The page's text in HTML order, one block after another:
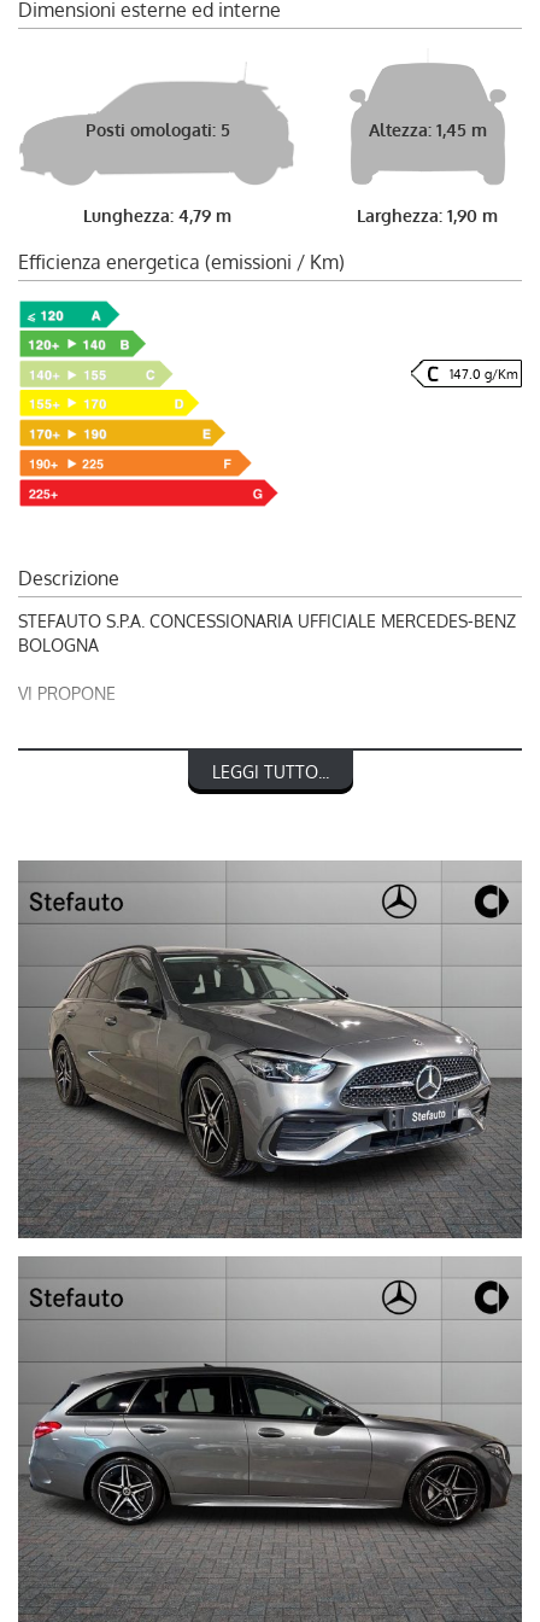
Dimensioni esterne ed interne
Posti omologati: 5
Lunghezza: 4,79 m
Altezza: 1,45 m
Larghezza: 1,90 m
Efficienza energetica (emissioni / Km)
147.0 g/Km
Descrizione
STEFAUTO S.P.A. CONCESSIONARIA UFFICIALE MERCEDES-BENZ
BOLOGNA
VI PROPONE
MERCEDES-BENZ C 200 Mild hybrid S.W. AMG Line Advanced
L'OFFERTA INCLUDE:
- Active Distance Assist DISTRONIC
- Grigio selenite
- Pacchetto Night
- Protezione vettura URBAN GUARD Plus
OFFERTA VALIDA FINO A FINE MESE
Promozione comprensiva dell’attivazione dei servizi.
_ Furto/Incendio
_ Kasko
_ Protezione Grandine
nel prezzo è escluso il passaggio di proprietà
Per conoscerci meglio visita il nostro sito www.stefauto.it e per
ricevere tutte le nostre offerte e rimanere sempre aggiornato sui
nostri prodotti diventa fan delle pagine facebook .Sei sei
interessato all’auto, in risposta all’annuncio indica: città e
numero telefonico.
In caso di permuta, indica: marca, modello, colore, mese ed anno
di immatricolazione, chilometri, accessori principali, cambio,
KW/CV e stato della vettura (meglio se con foto allegate).
Con queste informazioni potremo risponderti più velocemente.
N.B: Qualora fossero presenti imprecisioni causate dalla non
LEGGI TUTTO...